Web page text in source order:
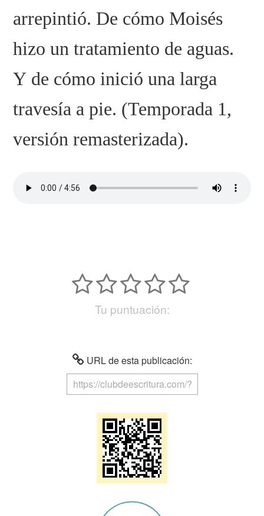
arrepintió. De cómo Moisés
hizo un tratamiento de aguas.
Y de cómo inició una larga
travesía a pie. (Temporada 1,
versión remasterizada).
Tu puntuación:
URL de esta publicación: